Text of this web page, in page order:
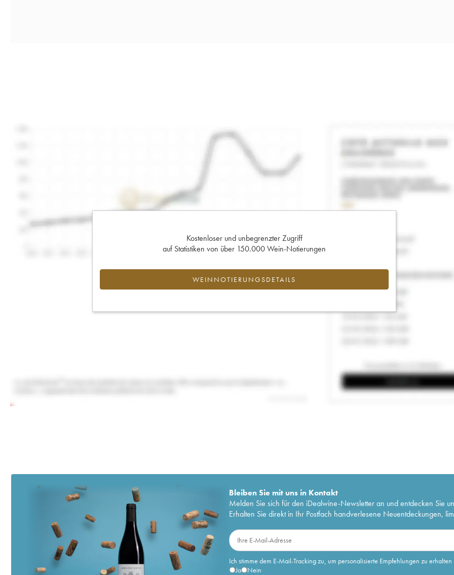
Kostenloser und unbegrenzter Zugriff
auf Statistiken von über 150.000 Wein-Notierungen
WEINNOTIERUNGSDETAILS
Bleiben Sie mit uns in Kontakt
Melden Sie sich für den iDealwine-Newsletter an und entdecken Sie
Erhalten Sie direkt in Ihr Postfach handverlesene Neuentdeckungen,
Ich stimme dem E-Mail-Tracking zu, um personalisierte Empfehlungen zu erhalten
Ja
Nein